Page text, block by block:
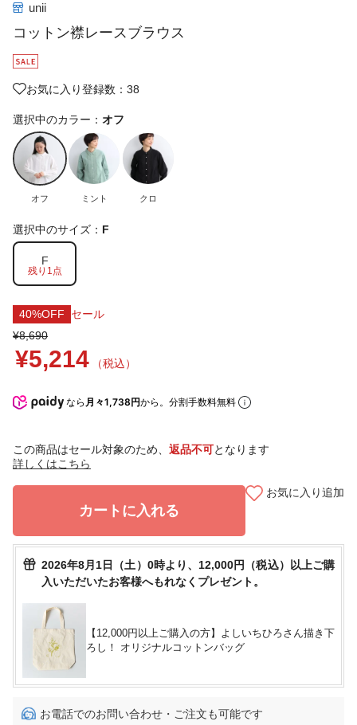
unii
コットン襟レースブラウス
お気に入り登録数：38
選択中のカラー： オフ
オフ ミント クロ
選択中のサイズ： F
F
残り1点
40%OFF
セール
¥8,690
¥5,214 （税込）
なら 月々1,738円から。分割手数料無料
この商品はセール対象のため、 返品不可となります
詳しくはこちら
カートに入れる
お気に入り追加
2026年8月1日（土）0時より、12,000円（税込）以上ご購
入いただいたお客様へもれなくプレゼント。
【12,000円以上ご購入の方】よしいちひろさん描き下
ろし！ オリジナルコットンバッグ
お電話でのお問い合わせ・ご注文も可能です